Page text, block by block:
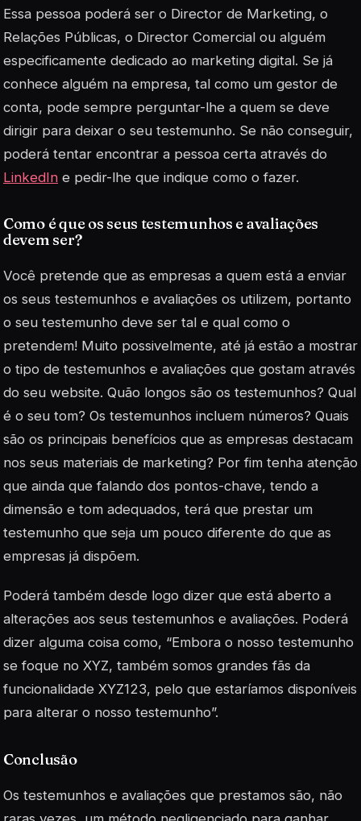
Essa pessoa poderá ser o Director de Marketing, o
Relações Públicas, o Director Comercial ou alguém
especificamente dedicado ao marketing digital. Se já
conhece alguém na empresa, tal como um gestor de
conta, pode sempre perguntar-lhe a quem se deve
dirigir para deixar o seu testemunho. Se não conseguir,
poderá tentar encontrar a pessoa certa através do
LinkedIn e pedir-lhe que indique como o fazer.
Como é que os seus testemunhos e avaliações
devem ser?
Você pretende que as empresas a quem está a enviar
os seus testemunhos e avaliações os utilizem, portanto
o seu testemunho deve ser tal e qual como o
pretendem! Muito possivelmente, até já estão a mostrar
o tipo de testemunhos e avaliações que gostam através
do seu website. Quão longos são os testemunhos? Qual
é o seu tom? Os testemunhos incluem números? Quais
são os principais benefícios que as empresas destacam
nos seus materiais de marketing? Por fim tenha atenção
que ainda que falando dos pontos-chave, tendo a
dimensão e tom adequados, terá que prestar um
testemunho que seja um pouco diferente do que as
empresas já dispõem.
Poderá também desde logo dizer que está aberto a
alterações aos seus testemunhos e avaliações. Poderá
dizer alguma coisa como, “Embora o nosso testemunho
se foque no XYZ, também somos grandes fãs da
funcionalidade XYZ123, pelo que estaríamos disponíveis
para alterar o nosso testemunho”.
Conclusão
Os testemunhos e avaliações que prestamos são, não